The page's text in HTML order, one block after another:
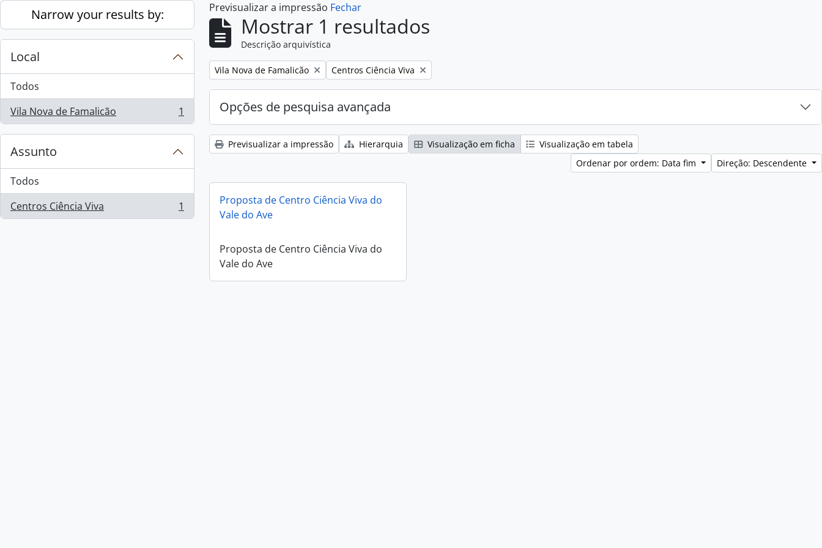
Skip to main content
Narrow your results by:
Local
Todos
Vila Nova de Famalicão
, 1 resultados 1
Assunto
Todos
Centros Ciência Viva
, 1 resultados 1
Previsualizar a impressão Fechar
Mostrar 1 resultados
Descrição arquivística
Remove filter:
Vila Nova de Famalicão Remove filter:
Centros Ciência Viva
Opções de pesquisa avançada
Previsualizar a impressão Hierarquia Visualização em ficha
Visualização em tabela
Ordenar por ordem: Data fim
Direção: Descendente
Proposta de Centro Ciência Viva do
Vale do Ave
Proposta de Centro Ciência Viva do
Vale do Ave